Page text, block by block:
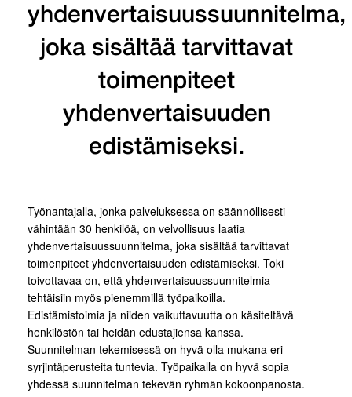
yhdenvertaisuussuunnitelma,
joka sisältää tarvittavat
toimenpiteet
yhdenvertaisuuden
edistämiseksi.
Työnantajalla, jonka palveluksessa on säännöllisesti
vähintään 30 henkilöä, on velvollisuus laatia
yhdenvertaisuussuunnitelma, joka sisältää tarvittavat
toimenpiteet yhdenvertaisuuden edistämiseksi. Toki
toivottavaa on, että yhdenvertaisuussuunnitelmia
tehtäisiin myös pienemmillä työpaikoilla.
Edistämistoimia ja niiden vaikuttavuutta on käsiteltävä
henkilöstön tai heidän edustajiensa kanssa.
Suunnitelman tekemisessä on hyvä olla mukana eri
syrjintäperusteita tuntevia. Työpaikalla on hyvä sopia
yhdessä suunnitelman tekevän ryhmän kokoonpanosta.